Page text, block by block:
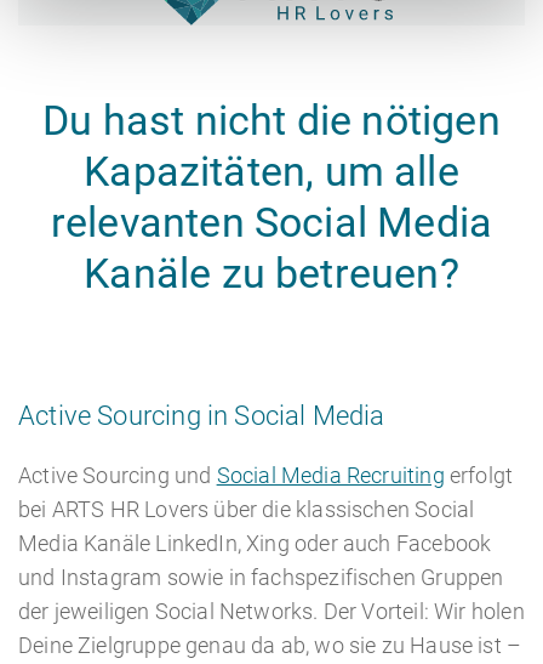
Du hast nicht die nötigen
Kapazitäten, um alle
relevanten Social Media
Kanäle zu betreuen?
Active Sourcing in Social Media
Active Sourcing und Social Media Recruiting erfolgt
bei ARTS HR Lovers über die klassischen Social
Media Kanäle LinkedIn, Xing oder auch Facebook
und Instagram sowie in fachspezifischen Gruppen
der jeweiligen Social Networks. Der Vorteil: Wir holen
Deine Zielgruppe genau da ab, wo sie zu Hause ist –